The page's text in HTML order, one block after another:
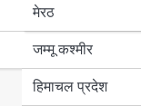
मेरठ
हरियाणा
जम्मू कश्मीर
हिमाचल प्रदेश